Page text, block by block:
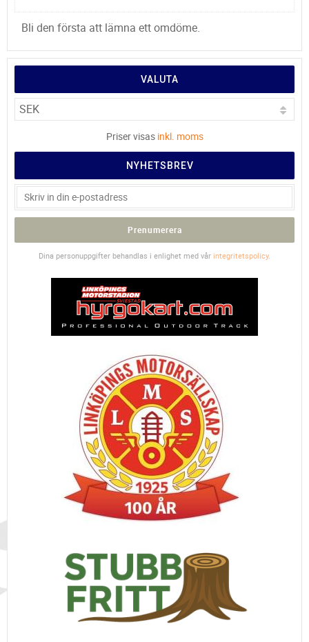
Bli den första att lämna ett omdöme.
VALUTA
Priser visas inkl. moms
NYHETSBREV
Prenumerera
Dina personuppgifter behandlas i enlighet med vår integritetspolicy.